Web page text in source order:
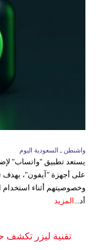
واشنطن ـ السعودية اليوم
يستعد تطبيق "واتساب"
على أجهزة "آيفون"، بهدف
وخصوصيتهم أثناء
أد...
المزيد
تقنية ليزر تكشف